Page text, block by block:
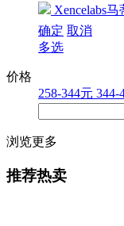
Xencelabs马
确定 取消
多选
价格
258-344元 344-
浏览更多
推荐热卖